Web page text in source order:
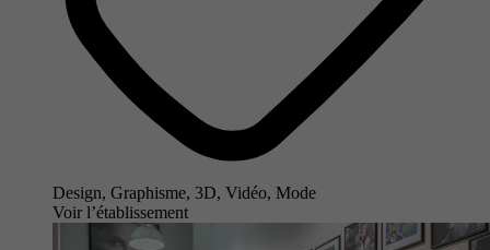
Design, Graphisme, 3D, Vidéo, Mode
Voir l’établissement